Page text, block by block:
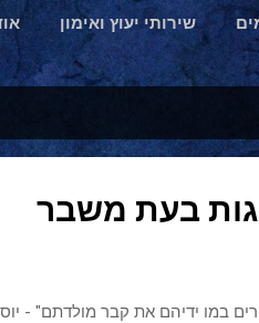
שירותי יעוץ ואימון
בעת משבר
במו ידיהם את קבר מולדתם" -